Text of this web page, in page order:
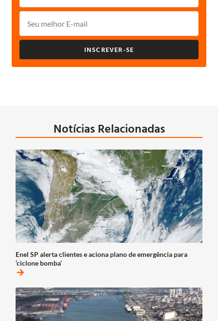
INSCREVER-SE
Notícias Relacionadas
Enel SP alerta clientes e aciona plano de emergência para
‘ciclone bomba’
arrow_forward